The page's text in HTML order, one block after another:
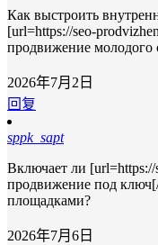
Как выстроить
[url=https://seo-
продвижение молодого
2026年7月2日
回复
sppk_sapt
Включает ли
продвижение под
площадками?
2026年7月6日